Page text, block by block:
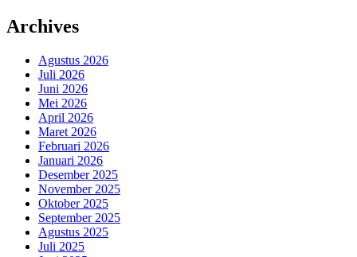
Archives
Agustus 2026
Juli 2026
Juni 2026
Mei 2026
April 2026
Maret 2026
Februari 2026
Januari 2026
Desember 2025
November 2025
Oktober 2025
September 2025
Agustus 2025
Juli 2025